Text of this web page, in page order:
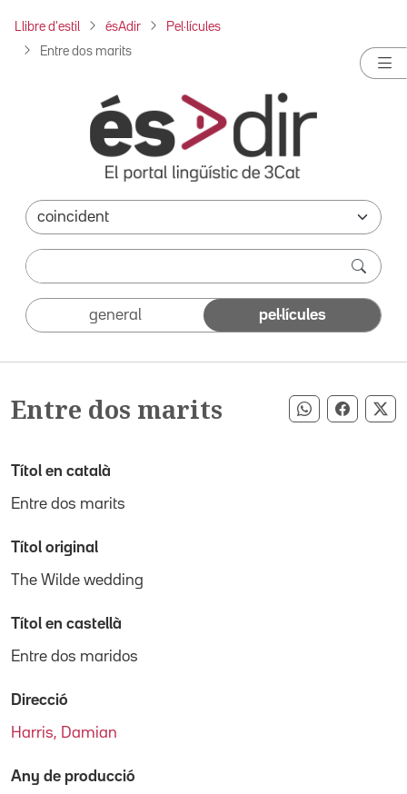
Llibre d'estil ésAdir Pel·lícules
Entre dos marits
general pel·lícules
Entre dos marits Compartir
Títol en català
Entre dos marits
Títol original
The Wilde wedding
Títol en castellà
Entre dos maridos
Direcció
Harris, Damian
Any de producció